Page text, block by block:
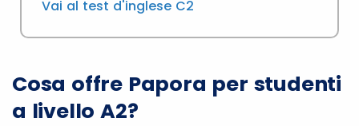
Vai al test d'inglese C2
Cosa offre Papora per studenti
a livello A2?